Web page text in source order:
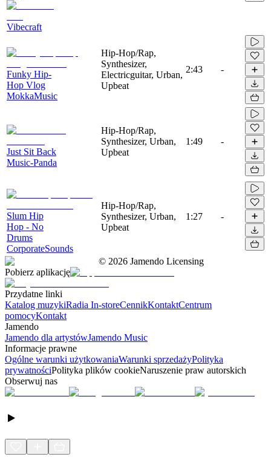
Vibecraft
Funky Hip-
Hop Vlog
MokkaMusic
Hip-Hop/Rap,
Synthesizer,
Electricguitar, Urban,
Upbeat
2:43 -
Just Sit Back
Music-Panda
Hip-Hop/Rap,
Synthesizer, Urban,
Upbeat
1:49 -
Slum Hip
Hop - No
Drums
CorporateSounds
Hip-Hop/Rap,
Synthesizer, Urban,
Upbeat
1:27 -
© 2026 Jamendo Licensing
Pobierz aplikację
Przydatne linki
Katalog muzykiRadia In-storeCennikKontaktCentrum
pomocyKontakt
Jamendo
Jamendo dla artystówJamendo Music
Informacje prawne
Ogólne warunki użytkowaniaWarunki sprzedażyPolityka
prywatnościPolityka plików cookieNaruszenie praw autorskich
Obserwuj nas